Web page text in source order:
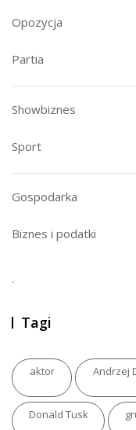
Opozycja
Partia
Showbiznes
Sport
Gospodarka
Biznes i podatki
.
Tagi
aktor Andrzej
Donald Tusk